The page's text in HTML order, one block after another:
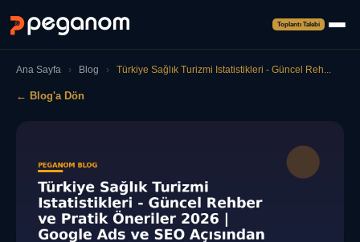
Toplantı Talebi
Ana Sayfa › Blog › Türkiye Sağlık Turizmi Istatistikleri - Güncel Reh...
← Blog'a Dön